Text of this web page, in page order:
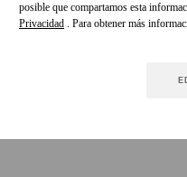
posible que compartamos esta
Privacidad . Para obtener más